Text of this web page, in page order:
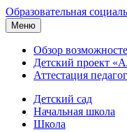
Образовательная
Меню
Обзор
Детский проект
Аттестация
Детский сад
Начальная школа
Школа